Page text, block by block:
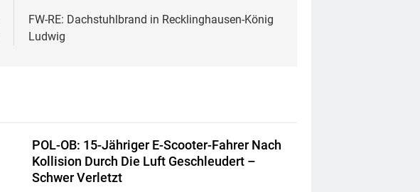
FW-RE: Dachstuhlbrand in Recklinghausen-König
Ludwig
POL-OB: 15-Jähriger E-Scooter-Fahrer Nach
Kollision Durch Die Luft Geschleudert –
Schwer Verletzt